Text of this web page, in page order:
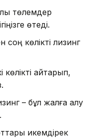
төлемдер
өтеді.
соң көлікті лизинг
қайтарып,
– бұл жалға алу
икемдірек